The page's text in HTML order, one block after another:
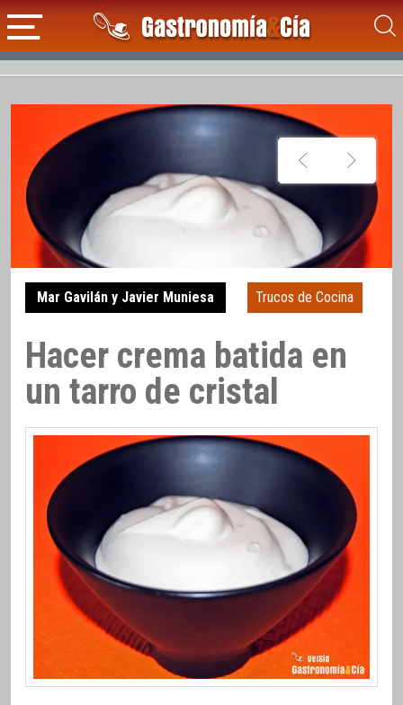
Mar Gavilán y Javier Muniesa Trucos de Cocina
Hacer crema batida en
un tarro de cristal